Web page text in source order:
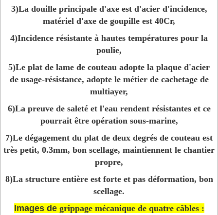
3)La douille principale d'axe est d'acier d'incidence,
matériel d'axe de goupille est 40Cr,
4)Incidence résistante à hautes températures pour la
poulie,
5)Le plat de lame de couteau adopte la plaque d'acier
de usage-résistance, adopte le métier de cachetage de
multiayer,
6)La preuve de saleté et l'eau rendent résistantes et ce
pourrait être opération sous-marine,
7)Le dégagement du plat de deux degrés de couteau est
très petit, 0.3mm, bon scellage, maintiennent le chantier
propre,
8)La structure entière est forte et pas déformation, bon
scellage.
Images de grippage mécanique de quatre câbles :